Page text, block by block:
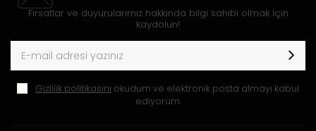
Fırsatlar ve duyurularımız hakkında bilgi sahibi olmak için
kaydolun!
Gizlilik politikasını okudum ve elektronik posta almayı kabul
ediyorum.